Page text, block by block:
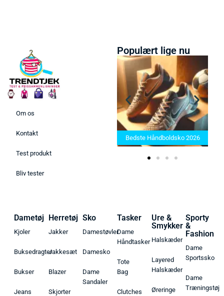
Om os
Kontakt
Test produkt
Bliv tester
Populært lige nu
Bedste Saunatæppe 2025 –
Find de bedste produkter her!
Bedste Håndboldsko 2026
Dametøj
Kjoler
Buksedragter
Bukser
Jeans
Herretøj
Jakker
Jakkesæt
Blazer
Skjorter
Sko
Damestøvler
Damesko
Dame
Sandaler
Tasker
Dame
Håndtasker
Tote
Bag
Clutches
Ure &
Smykker
Halskæder
Layered
Halskæder
Øreringe
Sporty
&
Fashion
Dame
Sportssko
Dame
Træningstøj